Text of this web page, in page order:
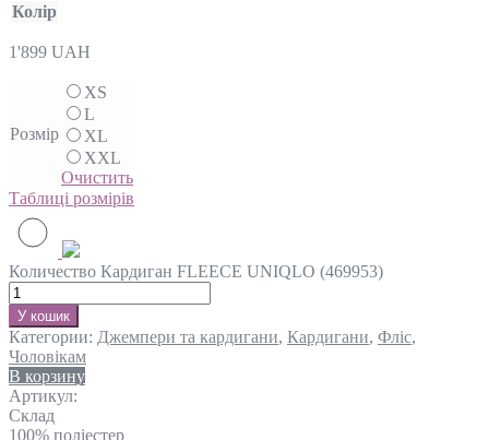
Колір
1'899 UAH
Розмір
XS
L
XL
XXL
Очистить
Таблиці розмірів
Количество Кардиган FLEECE UNIQLO (469953)
У кошик
Категории: Джемпери та кардигани, Кардигани, Фліс,
Чоловікам
В корзину
Артикул:
Склад
100% поліестер